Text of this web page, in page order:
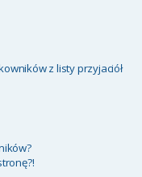
z listy przyjaciół